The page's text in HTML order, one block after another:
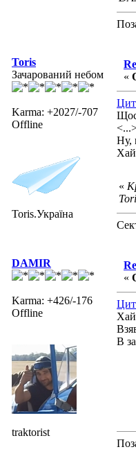
Toris
Зачарований небом
Karma: +2027/-707
Offline
Toris.Україна
«
Ну,
Хай
«
DAMIR
Karma: +426/-176
Offline
traktorist
«
Хай
В